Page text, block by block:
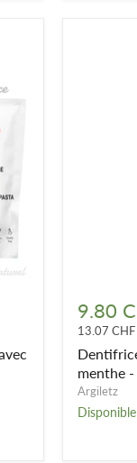
BIO
argile
blanche
&
menthe
-
75ml
9.80
13.07 CHF
menthe
Argiletz
Disponible